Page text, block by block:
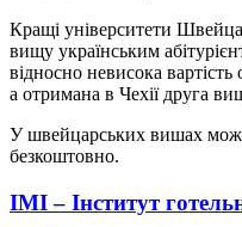
Кращі університети
вищу українським
відносно невисока
а отримана в Чехії друга
У швейцарських вишах
безкоштовно.
IMI – Інститут